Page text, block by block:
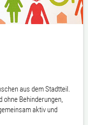
aus dem Stadtteil.
ohne Behinderungen,
aktiv und